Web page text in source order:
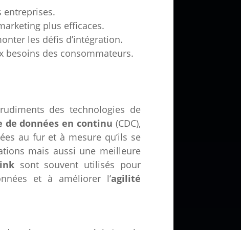
entreprises.
plus efficaces.
les défis d’intégration.
besoins des consommateurs.
des technologies de
de données en continu (CDC),
au fur et à mesure qu’ils se
mais aussi une meilleure
sont souvent utilisés pour
et à améliorer l’agilité